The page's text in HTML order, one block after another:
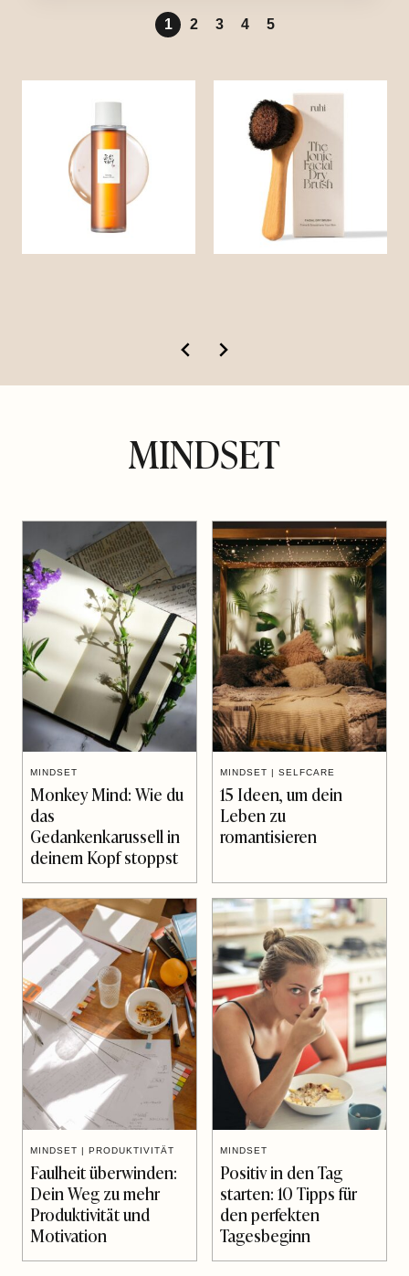
MINDSET
MINDSET
Monkey Mind: Wie du
das
Gedankenkarussell in
deinem Kopf stoppst
MINDSET | SELFCARE
15 Ideen, um dein
Leben zu
romantisieren
MINDSET | PRODUKTIVITÄT
Faulheit überwinden:
Dein Weg zu mehr
Produktivität und
Motivation
MINDSET
Positiv in den Tag
starten: 10 Tipps für
den perfekten
Tagesbeginn